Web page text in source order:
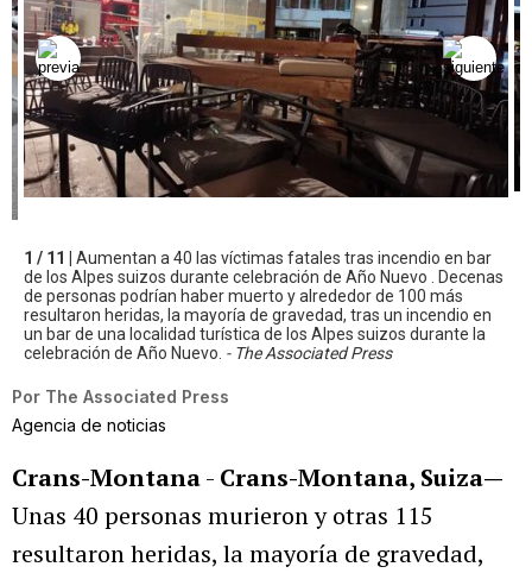
1 / 11 | Aumentan a 40 las víctimas fatales tras incendio en bar
de los Alpes suizos durante celebración de Año Nuevo . Decenas
de personas podrían haber muerto y alrededor de 100 más
resultaron heridas, la mayoría de gravedad, tras un incendio en
un bar de una localidad turística de los Alpes suizos durante la
celebración de Año Nuevo. - The Associated Press
Por The Associated Press
Agencia de noticias
Crans-Montana- Crans-Montana, Suiza—
Unas 40 personas murieron y otras 115
resultaron heridas, la mayoría de gravedad,